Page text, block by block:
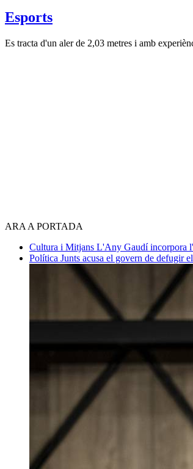
Esports
Es tracta d'un aler de 2,03 metres i amb
ARA A PORTADA
Cultura i Mitjans L'Any Gaudí incorpora
Política Junts acusa el govern de defugir